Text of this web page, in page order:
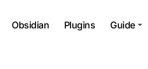
Obsidian Plugins Guide